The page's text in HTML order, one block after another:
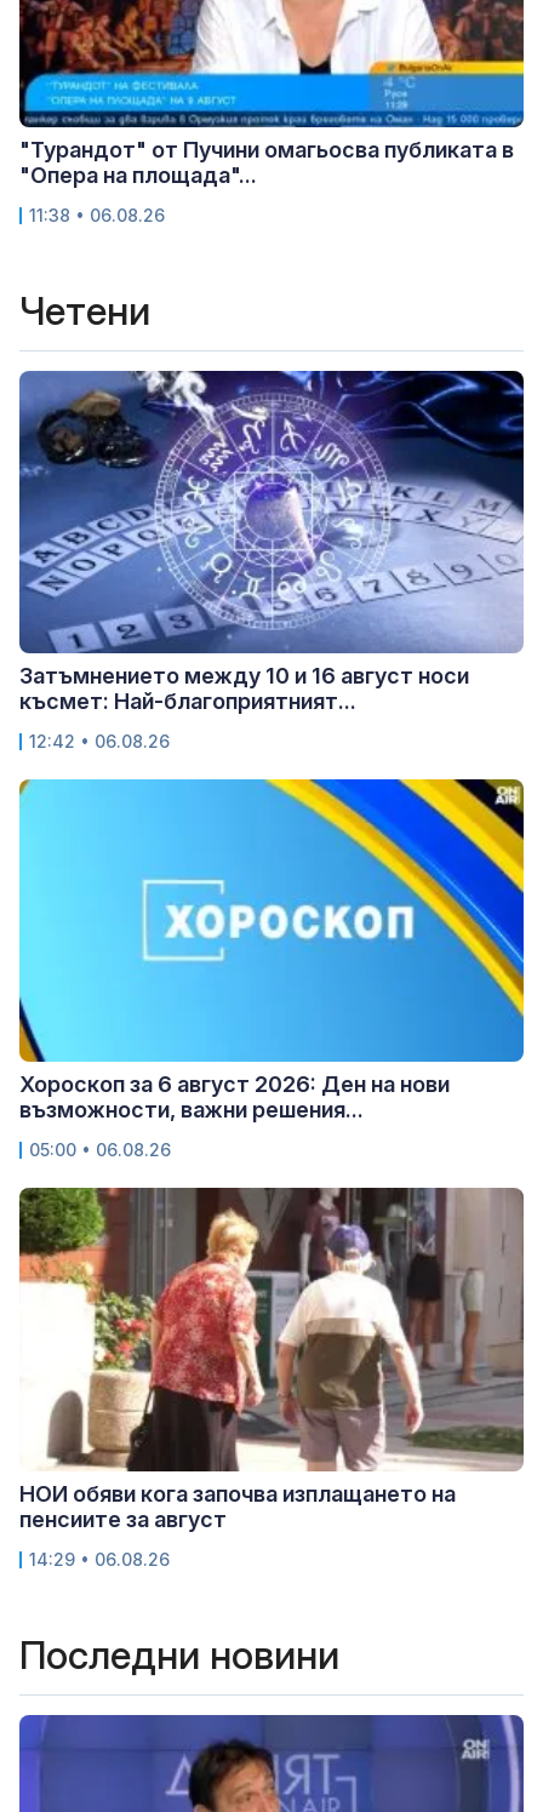
"Турандот" от Пучини омагьосва публиката в
"Опера на площада"...
11:38 • 06.08.26
Четени
Затъмнението между 10 и 16 август носи
късмет: Най-благоприятният...
12:42 • 06.08.26
Хороскоп за 6 август 2026: Ден на нови
възможности, важни решения...
05:00 • 06.08.26
НОИ обяви кога започва изплащането на
пенсиите за август
14:29 • 06.08.26
Последни новини